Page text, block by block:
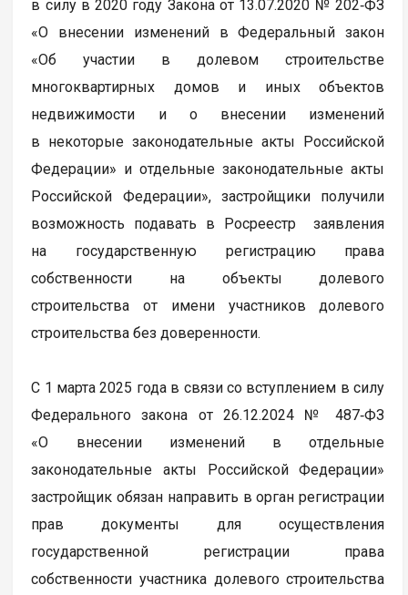
в силу в 2020 году Закона от 13.07.2020 № 202‑ФЗ
«О внесении изменений в Федеральный закон
«Об участии в долевом строительстве
многоквартирных домов и иных объектов
недвижимости и о внесении изменений
в некоторые законодательные акты Российской
Федерации» и отдельные законодательные акты
Российской Федерации», застройщики получили
возможность подавать в Росреестр заявления
на государственную регистрацию права
собственности на объекты долевого
строительства от имени участников долевого
строительства без доверенности.
С 1 марта 2025 года в связи со вступлением в силу
Федерального закона от 26.12.2024 № 487‑ФЗ
«О внесении изменений в отдельные
законодательные акты Российской Федерации»
застройщик обязан направить в орган регистрации
прав документы для осуществления
государственной регистрации права
собственности участника долевого строительства